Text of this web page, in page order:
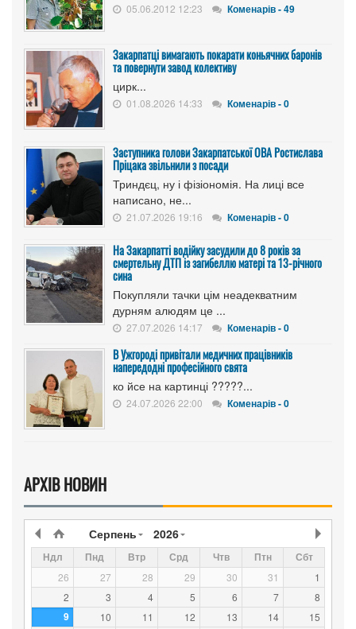
05.06.2012 12:23 Коменарів - 49
Закарпатці вимагають покарати коньячних баронів
та повернути завод колективу
цирк...
01.08.2026 14:33 Коменарів - 0
Заступника голови Закарпатської ОВА Ростислава
Пріцака звільнили з посади
Триндєц, ну і фізіономія. На лиці все
написано, не...
21.07.2026 19:16 Коменарів - 0
На Закарпатті водійку засудили до 8 років за
смертельну ДТП із загибеллю матері та 13-річного
сина
Покупляли тачки цім неадекватним
дурням алюдям це ...
27.07.2026 14:17 Коменарів - 0
В Ужгороді привітали медичних працівників
напередодні професійного свята
ко йсе на картинці ?????...
24.07.2026 22:00 Коменарів - 0
АРХІВ НОВИН
Серпень 2026
Ндл Пнд Втр Срд Чтв Птн Сбт
26 27 28 29 30 31
1
2
3 4 5 6 7 8
9 10 11 12 13 14
15